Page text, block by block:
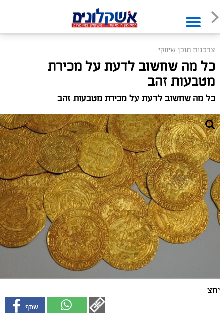
צרכנות תוכן שיווקי
כל מה שחשוב לדעת על מכירת
מטבעות זהב
כל מה שחשוב לדעת על מכירת מטבעות זהב
יחצ